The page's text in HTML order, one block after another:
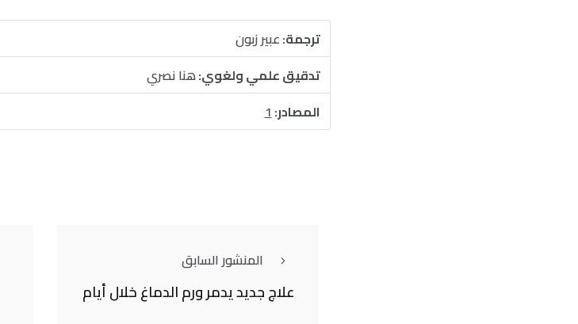
ترجمة:عبير زبون
تدقيق علمي ولغوي:هنا نصري
المصادر:1
المنشور السابق
علاج جديد يدمر ورم الدماغ خلال أيام